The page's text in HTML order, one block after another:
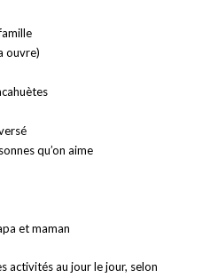
ouvre)
qu’on aime
et maman
activités au jour le jour, selon